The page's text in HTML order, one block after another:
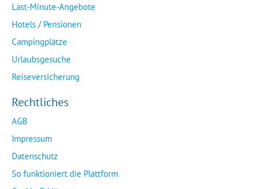
Last-Minute-Angebote
Hotels / Pensionen
Campingplätze
Urlaubsgesuche
Reiseversicherung
Rechtliches
AGB
Impressum
Datenschutz
So funktioniert die Plattform